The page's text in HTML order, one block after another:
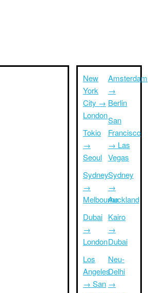
New
York
City →
London
Tokio
→
Seoul
Sydney
→
Melbourne
Dubai
→
London
Los
Angeles
→ San
Amsterdam
→
Berlin
San
Francisco
→ Las
Vegas
Sydney
→
Auckland
Kairo
→
Dubai
Neu-
Delhi
→